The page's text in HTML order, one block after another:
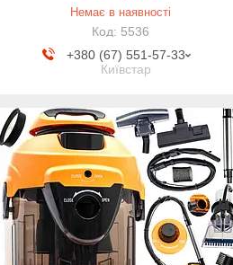
Немає в наявності
5536
+380 (67) 551-57-33
Київстар